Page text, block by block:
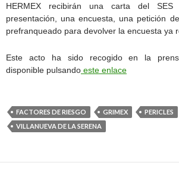
HERMEX recibirán una carta del
presentación, una encuesta, una petición
prefranqueado para devolver la encuesta ya
Este acto ha sido recogido en la
disponible pulsando este enlace
FACTORES DE RIESGO GRIMEX PERICLES
VILLANUEVA DE LA SERENA